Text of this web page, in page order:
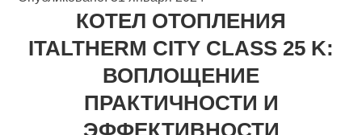
КОТЕЛ ОТОПЛЕНИЯ
ITALTHERM CITY CLASS 25 K:
ВОПЛОЩЕНИЕ
ПРАКТИЧНОСТИ И
ЭФФЕКТИВНОСТИ